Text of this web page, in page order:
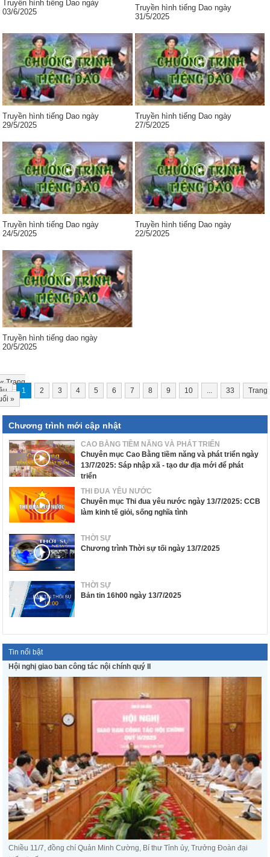
Truyền hình tiếng Dao ngày
03/6/2025
Truyền hình tiếng Dao ngày
31/5/2025
Truyền hình tiếng Dao ngày
29/5/2025
Truyền hình tiếng Dao ngày
27/5/2025
Truyền hình tiếng Dao ngày
24/5/2025
Truyền hình tiếng Dao ngày
22/5/2025
Truyền hình tiếng dao ngày
20/5/2025
«Trang
1 2 3 4 5 6 7 8 9 10 33
Trang
»
Chương trình mới cập nhật
CAO BẰNG TIỀM NĂNG VÀ PHÁT TRIỂN
Chuyên mục Cao Bằng tiềm năng và phát triển ngày
13/7/2025: Sáp nhập xã - tạo dư địa mới để phát
triển
THI ĐUA YÊU NƯỚC
Chuyên mục Thi đua yêu nước ngày 13/7/2025: CCB
làm kinh tế giỏi, sống nghĩa tình
THỜI SỰ
Chương trình Thời sự tối ngày 13/7/2025
THỜI SỰ
Bản tin 16h00 ngày 13/7/2025
Tin nổi bật
Hội nghị giao ban công tác nội chính quý II
Chiều 11/7, đồng chí Quản Minh Cường, Bí thư Tỉnh ủy, Trưởng Đoàn đại